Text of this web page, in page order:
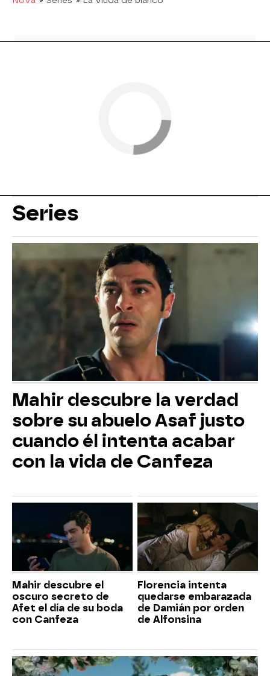
Series
Mahir descubre la verdad
sobre su abuelo Asaf justo
cuando él intenta acabar
con la vida de Canfeza
Mahir descubre el
oscuro secreto de
Afet el día de su boda
con Canfeza
Florencia intenta
quedarse embarazada
de Damián por orden
de Alfonsina